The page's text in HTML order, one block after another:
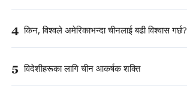
4 किन, विश्वले अमेरिकाभन्दा चीनलाई बढी विश्वास गर्छ?
5 विदेशीहरूका लागि चीन आकर्षक शक्ति